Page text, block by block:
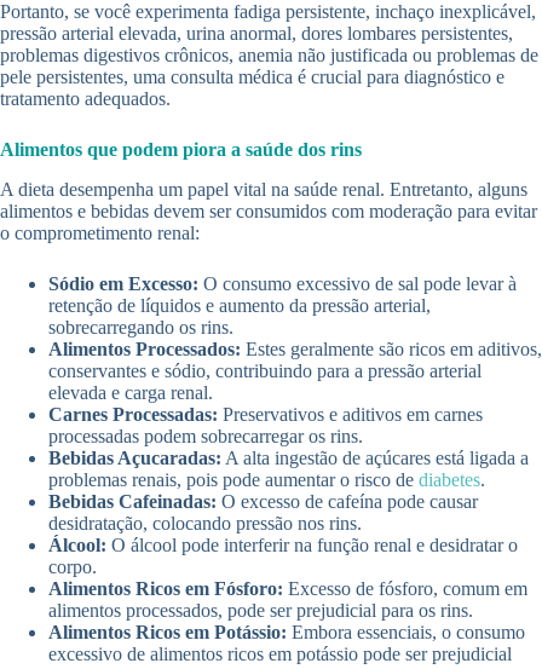
Portanto, se você experimenta fadiga persistente, inchaço inexplicável,
pressão arterial elevada, urina anormal, dores lombares persistentes,
problemas digestivos crônicos, anemia não justificada ou problemas de
pele persistentes, uma consulta médica é crucial para diagnóstico e
tratamento adequados.
Alimentos que podem piora a saúde dos rins
A dieta desempenha um papel vital na saúde renal. Entretanto, alguns
alimentos e bebidas devem ser consumidos com moderação para evitar
o comprometimento renal:
Sódio em Excesso: O consumo excessivo de sal pode levar à
retenção de líquidos e aumento da pressão arterial,
sobrecarregando os rins.
Alimentos Processados: Estes geralmente são ricos em aditivos,
conservantes e sódio, contribuindo para a pressão arterial
elevada e carga renal.
Carnes Processadas: Preservativos e aditivos em carnes
processadas podem sobrecarregar os rins.
Bebidas Açucaradas: A alta ingestão de açúcares está ligada a
problemas renais, pois pode aumentar o risco de diabetes.
Bebidas Cafeinadas: O excesso de cafeína pode causar
desidratação, colocando pressão nos rins.
Álcool: O álcool pode interferir na função renal e desidratar o
corpo.
Alimentos Ricos em Fósforo: Excesso de fósforo, comum em
alimentos processados, pode ser prejudicial para os rins.
Alimentos Ricos em Potássio: Embora essenciais, o consumo
excessivo de alimentos ricos em potássio pode ser prejudicial